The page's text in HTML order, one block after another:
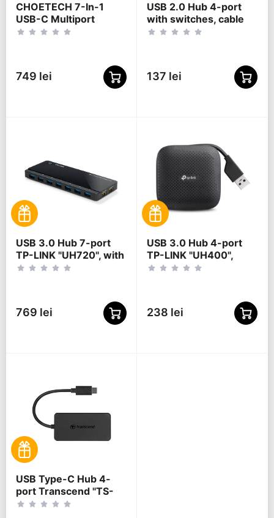
CHOETECH 7-In-1
USB-C Multiport
Adapter, HUB-M19
749 lei
USB 2.0 Hub 4-port
with switches, cable
80 cm, Gembird "UHB-
137 lei
USB 3.0 Hub 7-port
TP-LINK "UH720", with
2 Charging Ports,
769 lei
USB 3.0 Hub 4-port
TP-LINK "UH400",
Black
238 lei
USB Type-C Hub 4-
port Transcend "TS-
HUB2C" Black (1xUSB